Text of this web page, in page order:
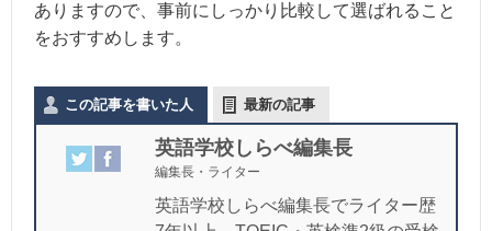
ありますので、事前にしっかり比較して選ばれること
をおすすめします。
この記事を書いた人 最新の記事
英語学校しらべ編集長
編集長・ライター
英語学校しらべ編集長でライター歴